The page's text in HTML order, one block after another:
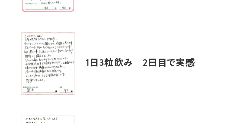
1日3粒飲み 2日目で実感